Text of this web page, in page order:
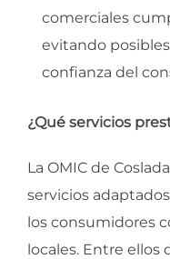
comerciales
evitando
confianza del
¿Qué servicios
La OMIC de
servicios
los consumidores
locales. Entre ellos